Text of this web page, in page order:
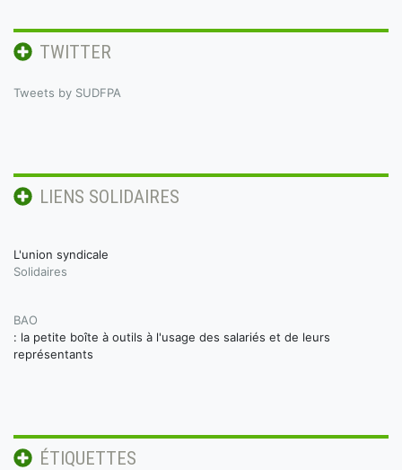
TWITTER
Tweets by SUDFPA
LIENS SOLIDAIRES
L'union syndicale
Solidaires
BAO
: la petite boîte à outils à l'usage des salariés et de leurs
représentants
ÉTIQUETTES